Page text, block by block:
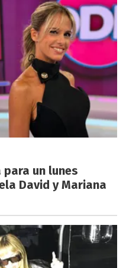
para un lunes
David y Mariana